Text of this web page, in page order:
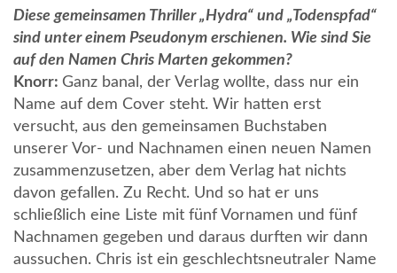
Diese gemeinsamen Thriller „Hydra“ und „Todenspfad“
sind unter einem Pseudonym erschienen. Wie sind Sie
auf den Namen Chris Marten gekommen?
Knorr: Ganz banal, der Verlag wollte, dass nur ein
Name auf dem Cover steht. Wir hatten erst
versucht, aus den gemeinsamen Buchstaben
unserer Vor- und Nachnamen einen neuen Namen
zusammenzusetzen, aber dem Verlag hat nichts
davon gefallen. Zu Recht. Und so hat er uns
schließlich eine Liste mit fünf Vornamen und fünf
Nachnamen gegeben und daraus durften wir dann
aussuchen. Chris ist ein geschlechtsneutraler Name